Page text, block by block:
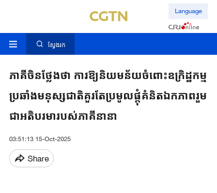
Language
ស្វែងរក
ភាគី​​ចិនថ្លែង​ថា​ ការ​ឱ្យ​និយមន័យចំពោះ​ឧក្រិដ្ឋកម្ម
ប្រឆាំងមនុស្សជាតិគួរតែប្រមូលផ្តុំ​​គំនិត​ឯកភាព​រួម
ជាអតិបរមារបស់​ភាគី​នានា​
03:51:13 15-Oct-2025
Share